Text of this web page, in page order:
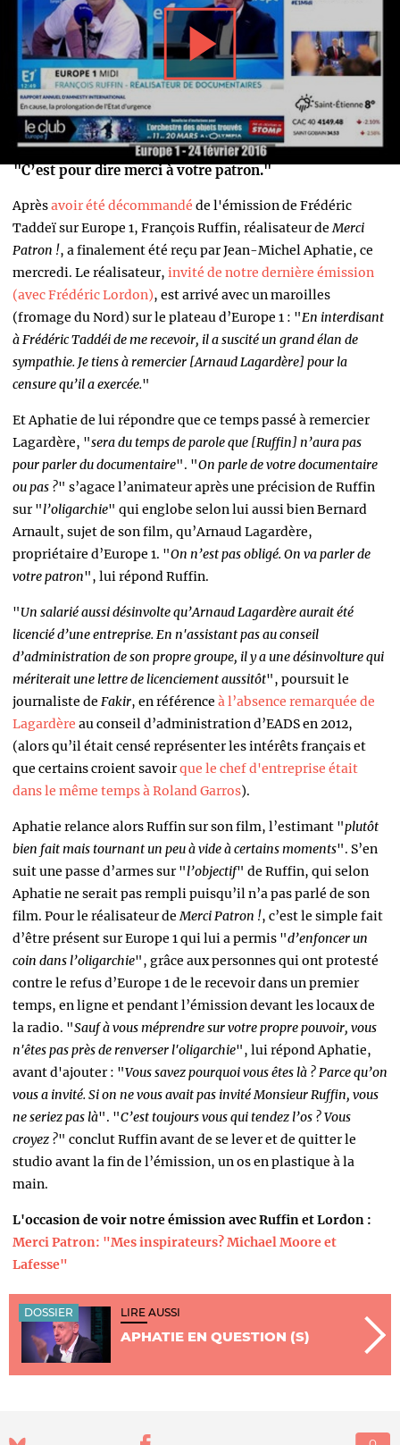
"C’est pour dire merci à votre patron."
Aprèsavoir été décommandé de l'émission de Frédéric
Taddeï sur Europe 1, François Ruffin, réalisateur deMerci
Patron !, a finalement été reçu par Jean-Michel Aphatie, ce
mercredi. Le réalisateur, invité de notre dernière émission
(avec Frédéric Lordon), est arrivé avec un maroilles
(fromage du Nord) sur le plateau d’Europe 1 : "En interdisant
à Frédéric Taddéi de me recevoir, il a suscité un grand élan de
sympathie. Je tiens à remercier [Arnaud Lagardère] pour la
censure qu’il a exercée."
Et Aphatie de lui répondre que ce temps passé à remercier
Lagardère, "sera du temps de parole que [Ruffin] n’aura pas
pour parler du documentaire". "On parle de votre documentaire
ou pas ?" s’agace l’animateur après une précision de Ruffin
sur "l’oligarchie" qui englobe selon lui aussi bien Bernard
Arnault, sujet de son film, qu’Arnaud Lagardère,
propriétaire d’Europe 1. "On n’est pas obligé. On va parler de
votre patron", lui répond Ruffin.
"Un salarié aussi désinvolte qu’Arnaud Lagardère aurait été
licencié d’une entreprise. En n'assistant pas au conseil
d’administration de son propre groupe, il y a une désinvolture qui
mériterait une lettre de licenciement aussitôt", poursuit le
journaliste de Fakir, en référence à l’absence remarquée de
Lagardère au conseil d’administration d’EADS en 2012,
(alors qu’il était censé représenter les intérêts français et
que certains croient savoirque le chef d'entreprise était
dans le même temps à Roland Garros).
Aphatie relance alors Ruffin sur son film, l’estimant "plutôt
bien fait mais tournant un peu à vide à certains moments". S’en
suit une passe d’armes sur "l’objectif" de Ruffin, qui selon
Aphatie ne serait pas rempli puisqu’il n’a pas parlé de son
film. Pour le réalisateur deMerci Patron !, c’est le simple fait
d’être présent sur Europe 1 qui lui a permis "d’enfoncer un
coin dans l’oligarchie", grâce aux personnes qui ont protesté
contre le refus d’Europe 1 de le recevoir dans un premier
temps, en ligne et pendant l’émission devant les locaux de
la radio. "Sauf à vous méprendre sur votre propre pouvoir, vous
n'êtes pas près de renverser l'oligarchie", lui répond Aphatie,
avant d'ajouter : "Vous savez pourquoi vous êtes là ? Parce qu’on
vous a invité. Si on ne vous avait pas invité Monsieur Ruffin, vous
ne seriez pas là". "C’est toujours vous qui tendez l’os ? Vous
croyez ?" conclut Ruffin avant de se lever et de quitter le
studio avant la fin de l’émission, un os en plastique à la
main.
L'occasion de voir notre émission avec Ruffin et Lordon :
Merci Patron: "Mes inspirateurs? Michael Moore et
Lafesse"
DOSSIER LIRE AUSSI
APHATIE EN QUESTION (S)